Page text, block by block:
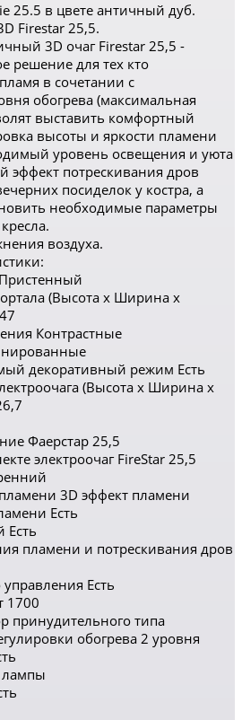
25.5 в цвете античный дуб.
Firestar 25,5.
3D очаг Firestar 25,5 -
решение для тех кто
в сочетании с
обогрева (максимальная
выставить комфортный
высоты и яркости пламени
уровень освещения и уюта
эффект потрескивания дров
посиделок у костра, а
необходимые параметры
воздуха.
(Высота x Ширина x
Контрастные
декоративный режим Есть
(Высота x Ширина x
Фаерстар 25,5
электроочаг FireStar 25,5
3D эффект пламени
Есть
Есть
пламени и потрескивания дров
Есть
1700
принудительного типа
обогрева 2 уровня
лампы